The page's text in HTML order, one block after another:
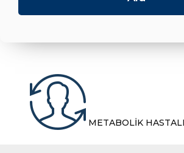
METABOLİK